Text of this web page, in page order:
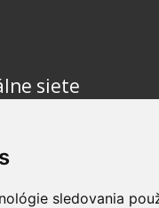
sledovania
siete